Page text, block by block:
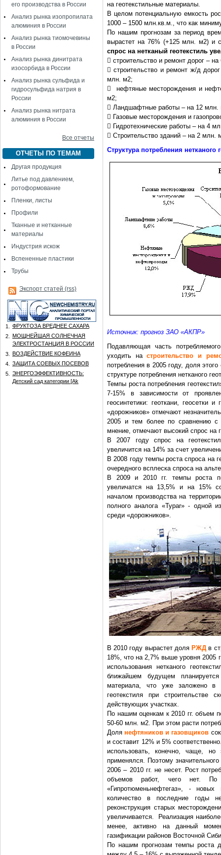
его производства в России
Анализ рынка изопропилата
алюминия в России
Анализ рынка тиомочевины
в России
Анализ рынка динитрата
изосорбида в России
Анализ рынка сульфида и
гидросульфида натрия в
России
Анализ рынка нитрата
алюминия в России
Все отчеты
ОТЧЕТЫ ПО ТЕМАМ
Другая продукция
Литье под давлением,
ротоформование
Пленки, листы
Профили
Тканные и нетканные
материалы
Индустрия искож
Вспененные пластики
Трубы
Экспорт статей (rss)
1.
ФРУКТОЗА ВРЕДНЕЕ САХАРА
2.
МОЩНЕЙШАЯ СОЛНЕЧНАЯ
ЭЛЕКТРОСТАНЦИЯ В РОССИИ
3.
ВОЗДЕЙСТВИЕ КОФЕИНА
4.
ЗАЩИТА СОЕВЫХ ПОСЕВОВ
5.
ЭНЕРГОЭФФЕКТИВНОСТЬ:
Детский сад категории [Аk
на геотекстильные материалы.
В целом потенциальную емкость
1000 – 1500 млн.кв.м., что как
По нашим прогнозам за период
вырастет на 76% (+125 млн. м2) и
спрос на нетканый геотекстиль
 строительство и ремонт дорог –
 строительство и ремонт ж/д
млн. м2;
 нефтяные месторождения и
м2;
 Ландшафтные работы – на 12 млн.
 Газовые месторождения и
 Гидротехнические работы – на 4
 Строительство зданий – на 2 млн.
Структура потребления нетканого
Источник: прогноз ЗАО «АКПР»
Подавляющая часть
уходить настроительство и
потребления в 2005 году, доля
структуре потребления нетканого
Темпы роста потребления
7-15% в зависимости от
геосинтетики: геоткани, геосетки
«дорожников» отмечают
2005 и тем более по сравнению с
мнение, отмечают высокий спрос на
В 2007 году спрос на
увеличится на 14% за счет
В 2008 году темпы роста спроса на
очередного всплеска спроса на
В 2009 и 2010 гг. темпы роста
увеличатся на 13,5% и на 15%
началом производства на
полного аналога «Typar» - одной
среди «дорожников».
В 2010 году вырастет доля РЖД в
18%, что на 2,7% выше уровня 2005
использования нетканого
ближайшем будущем планируется
материала, что уже заложено в
геотекстиля при строительстве
действующих участках.
По нашим оценкам к 2010 гг. объем
50-60 млн. м2. При этом расти
Долянефтяников и газовщиков
и составит 12% и 5%
использовать, конечно, чаще, но
применялся. Поэтому
2006 – 2010 гг. не несет. Рост
объемов работ, чего нет. По
«Гипротюменьнефтегаз», -
количество в последние годы
реконструкция старых
увеличивается. Реализация
менее, активно на данный
газификации районов Восточной
По нашим прогнозам темпы роста